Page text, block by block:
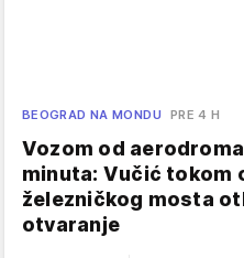
BEOGRAD NA MONDU PRE 4 H
Vozom od
minuta: Vučić tokom
železničkog mosta
otvaranje